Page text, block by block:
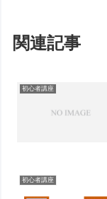
関連記事
初心者講座
初心者講座